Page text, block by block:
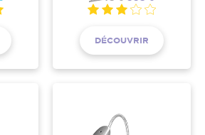
DÉCOUVRIR